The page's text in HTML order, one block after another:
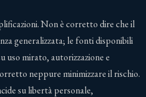
Non è corretto dire che il
generalizzata; le fonti disponibili
uso mirato, autorizzazione e
neppure minimizzare il rischio.
su libertà personale,